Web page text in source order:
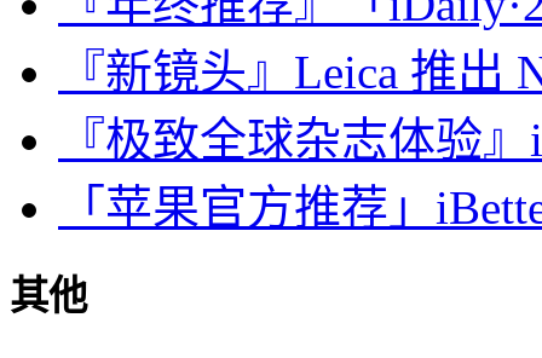
『新镜头』Leica 推出
『极致全球杂志体验
「苹果官方推荐」
其他